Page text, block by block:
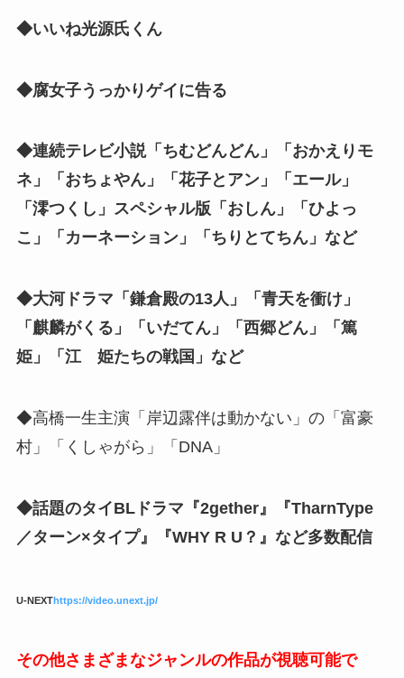
◆いいね光源氏くん
◆腐女子うっかりゲイに告る
◆連続テレビ小説「ちむどんどん」「おかえりモ
ネ」「おちょやん」「花子とアン」「エール」
「澪つくし」スペシャル版「おしん」「ひよっ
こ」「カーネーション」「ちりとてちん」など
◆大河ドラマ「鎌倉殿の13人」「青天を衝け」
「麒麟がくる」「いだてん」「西郷どん」「篤
姫」「江 姫たちの戦国」など
◆高橋一生主演「岸辺露伴は動かない」の「富豪
村」「くしゃがら」「DNA」
◆話題のタイBLドラマ『2gether』『TharnType
／ターン×タイプ』『WHY R U？』など多数配信
U-NEXThttps://video.unext.jp/
その他さまざまなジャンルの作品が視聴可能で